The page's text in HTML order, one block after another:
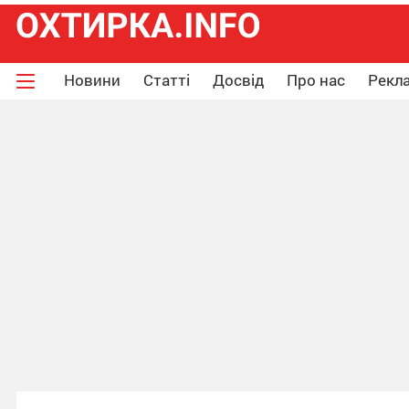
Новини Статті Досвід Про нас